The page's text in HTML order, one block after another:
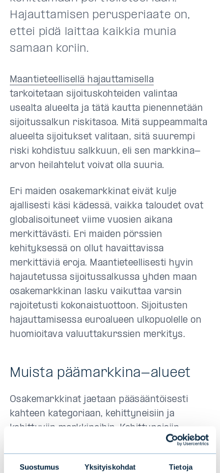
Suostumus Yksityiskohdat Tietoja
Hajauttamisen perusperiaate on,
ettei pidä laittaa kaikkia munia
samaan koriin.
Maantieteellisellä hajauttamisella
tarkoitetaan sijoituskohteiden valintaa
usealta alueelta ja tätä kautta pienennetään
sijoitussalkun riskitasoa. Mitä suppeammalta
alueelta sijoitukset valitaan, sitä suurempi
riski kohdistuu salkkuun, eli sen markkina-
arvon heilahtelut voivat olla suuria.
Eri maiden osakemarkkinat eivät kulje
ajallisesti käsi kädessä, vaikka taloudet ovat
globalisoituneet viime vuosien aikana
merkittävästi. Eri maiden pörssien
kehityksessä on ollut havaittavissa
merkittäviä eroja. Maantieteellisesti hyvin
hajautetussa sijoitussalkussa yhden maan
osakemarkkinan lasku vaikuttaa varsin
rajoitetusti kokonaistuottoon. Sijoitusten
hajauttamisessa euroalueen ulkopuolelle on
huomioitava valuuttakurssien merkitys.
Muista päämarkkina-alueet
Osakemarkkinat jaetaan pääsääntöisesti
kahteen kategoriaan, kehittyneisiin ja
kehittyviin markkinoihin. Kehittyneisiin
markkinoihin luetaan USA, Eurooppa, Japani,
Australia sekä muutama muu Aasian valtio.